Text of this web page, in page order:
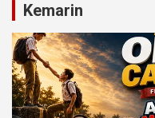
Kemarin